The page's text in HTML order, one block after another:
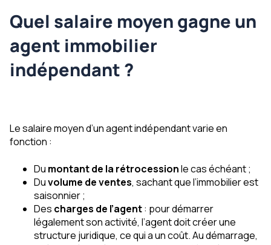
Quel salaire moyen gagne un
agent immobilier
indépendant ?
Le salaire moyen d’un agent indépendant varie en
fonction :
Du montant de la rétrocessionle cas échéant ;
Duvolume de ventes, sachant que l’immobilier est
saisonnier ;
Des charges de l’agent: pour démarrer
légalement son activité, l’agent doit créer une
structure juridique, ce qui a un coût. Au démarrage,